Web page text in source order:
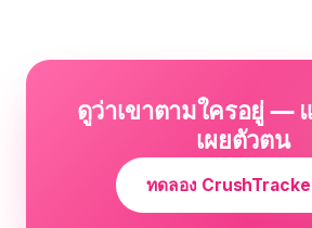
ดูว่าเขาตามใครอยู่ —
เผยตัวตน
ทดลอง